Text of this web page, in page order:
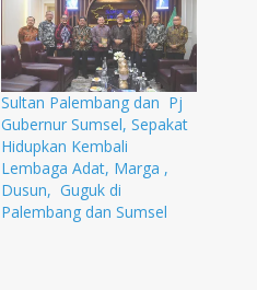
Sultan Palembang dan Pj
Gubernur Sumsel, Sepakat
Hidupkan Kembali
Lembaga Adat, Marga ,
Dusun, Guguk di
Palembang dan Sumsel